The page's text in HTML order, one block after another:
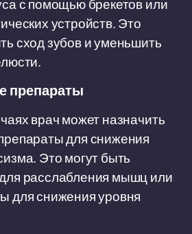
с помощью брекетов или
устройств. Это
сход зубов и уменьшить
препараты
врач может назначить
для снижения
Это могут быть
расслабления мышц или
для снижения уровня